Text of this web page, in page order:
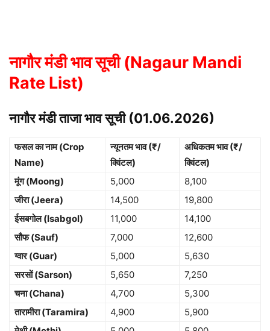
नागौर मंडी भाव सूची (Nagaur Mandi
Rate List)
नागौर मंडी ताजा भाव सूची (01.06.2026)
फसल का नाम (Crop
Name)
न्यूनतम भाव (₹/
क्विंटल)
अधिकतम भाव (₹/
क्विंटल)
मूंग (Moong)
5,000
8,100
जीरा (Jeera)
14,500
19,800
ईसबगोल (Isabgol)
11,000
14,100
सौफ (Sauf)
7,000
12,600
ग्वार (Guar)
5,000
5,630
सरसों (Sarson)
5,650
7,250
चना (Chana)
4,700
5,300
तारामीरा (Taramira)
4,900
5,900